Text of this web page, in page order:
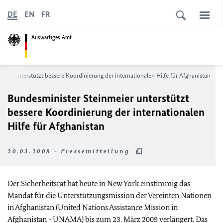
Auswärtiges Amt
DE EN FR
unterstützt bessere Koordinierung der internationalen Hilfe für Afghanistan
Bundesminister Steinmeier unterstützt
bessere Koordinierung der internationalen
Hilfe für Afghanistan
20.03.2008 - Pressemitteilung
Der Sicherheitsrat hat heute in New York einstimmig das
Mandat für die Unterstützungsmission der Vereinten Nationen
in Afghanistan (United Nations Assistance Mission in
Afghanistan - UNAMA) bis zum 23. März 2009 verlängert. Das